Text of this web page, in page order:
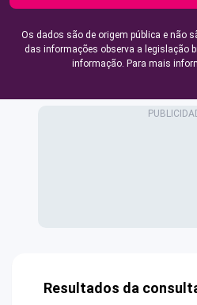
Os dados são de origem pública e não
das informações observa a legislação
informação. Para mais
Resultados da